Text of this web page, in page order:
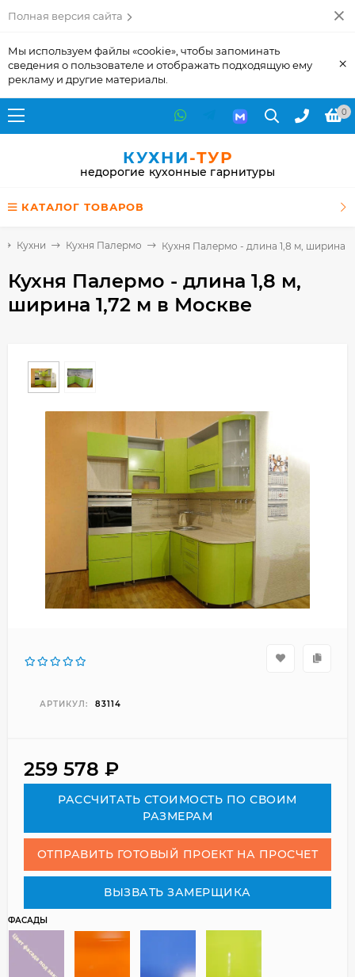
Полная версия сайта
Мы используем файлы «cookie», чтобы запоминать
сведения о пользователе и отображать подходящую ему
рекламу и другие материалы.
×
0
КУХНИ-ТУР
недорогие кухонные гарнитуры
КАТАЛОГ ТОВАРОВ
Кухни Кухня Палермо Кухня Палермо - длина 1,8 м, ширина
Кухня Палермо - длина 1,8 м,
ширина 1,72 м в Москве
АРТИКУЛ: 83114
259 578 ₽
РАСCЧИТАТЬ СТОИМОСТЬ ПО СВОИМ
РАЗМЕРАМ
ОТПРАВИТЬ ГОТОВЫЙ ПРОЕКТ НА ПРОСЧЕТ
ВЫЗВАТЬ ЗАМЕРЩИКА
ФАСАДЫ